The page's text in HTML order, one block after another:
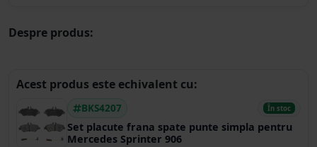
Despre produs:
Acest produs este echivalent cu:
BKS4207 În stoc
Set placute frana spate punte simpla pentru
Mercedes Sprinter 906